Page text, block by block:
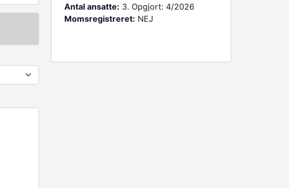
Antal ansatte: 3. Opgjort: 4/2026
Momsregistreret: NEJ